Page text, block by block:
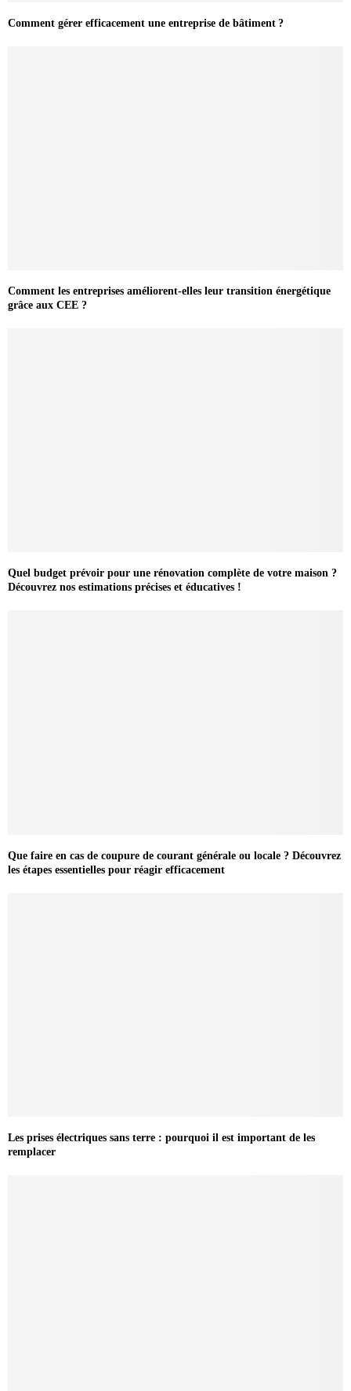
Comment gérer efficacement une entreprise de bâtiment ?
Comment les entreprises améliorent-elles leur transition énergétique
grâce aux CEE ?
Quel budget prévoir pour une rénovation complète de votre maison ?
Découvrez nos estimations précises et éducatives !
Que faire en cas de coupure de courant générale ou locale ? Découvrez
les étapes essentielles pour réagir efficacement
Les prises électriques sans terre : pourquoi il est important de les
remplacer